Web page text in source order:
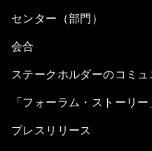
センター（部門）
会合
ステークホルダーのコミュ
「フォーラム・ストーリー
プレスリリース